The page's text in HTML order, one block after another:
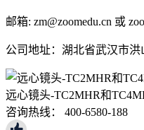
邮箱: zm@zoomedu.cn 或
公司地址：湖北省武汉市
远心镜头-TC2MHR和
咨询热线： 400-6580-188